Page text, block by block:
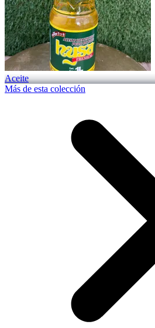
Aceite
Más de esta colección